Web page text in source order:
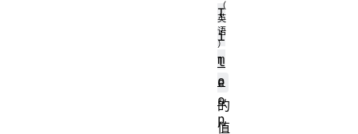
T
i
m
e
的
值
l
o
o
p